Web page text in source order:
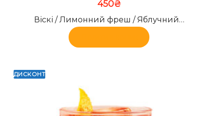
450₴
Віскі / Лимонний фреш / Яблучний…
ДИСКОНТ